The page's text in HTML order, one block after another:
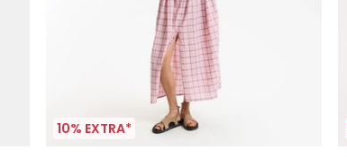
10% EXTRA*